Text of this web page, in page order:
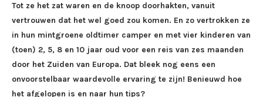
Tot ze het zat waren en de knoop doorhakten, vanuit
vertrouwen dat het wel goed zou komen. En zo vertrokken ze
in hun mintgroene oldtimer camper en met vier kinderen van
(toen) 2, 5, 8 en 10 jaar oud voor een reis van zes maanden
door het Zuiden van Europa. Dat bleek nog eens een
onvoorstelbaar waardevolle ervaring te zijn! Benieuwd hoe
het afgelopen is en naar hun tips?